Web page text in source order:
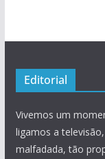
Editorial
Vivemos um
ligamos a
malfadada, tão